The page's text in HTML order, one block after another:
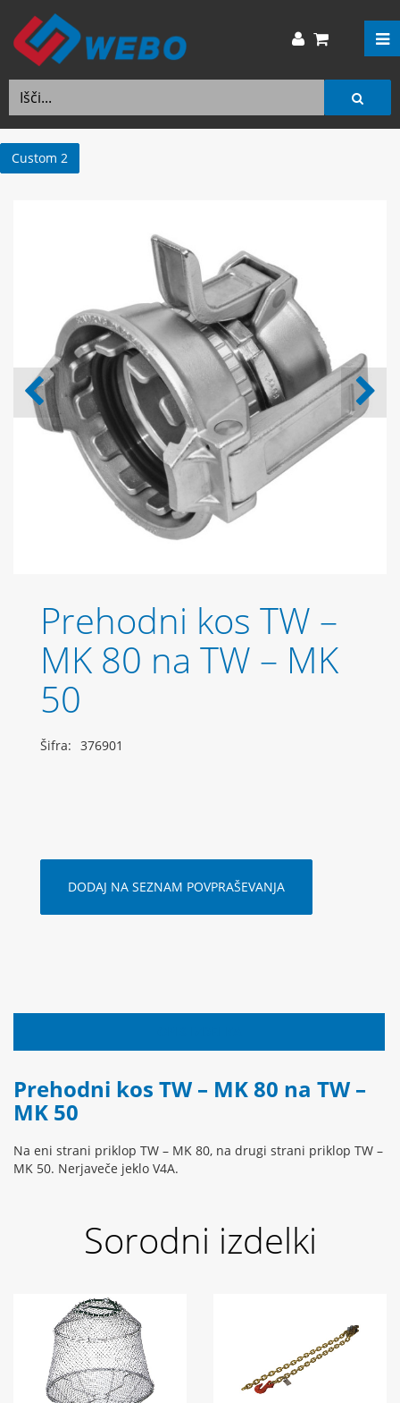
Custom 2
Prehodni kos TW –
MK 80 na TW – MK
50
Šifra: 376901
DODAJ NA SEZNAM POVPRAŠEVANJA
Prehodni kos TW – MK 80 na TW –
MK 50
Na eni strani priklop TW – MK 80, na drugi strani priklop TW –
MK 50. Nerjaveče jeklo V4A.
Sorodni izdelki